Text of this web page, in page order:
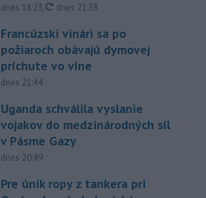
dnes 18:23, aktualizované
dnes 21:38
Francúzski vinári sa po
požiaroch obávajú dymovej
príchute vo víne
dnes 21:44
Uganda schválila vyslanie
vojakov do medzinárodných síl
v Pásme Gazy
dnes 20:49
Pre únik ropy z tankera pri